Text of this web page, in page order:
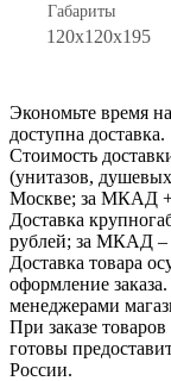
Габариты
120x120x195
Экономьте время
доступна доставка.
Стоимость
(унитазов,
Москве; за МКАД +
Доставка
рублей; за МКАД –
Доставка товара
оформление
менеджерами
При заказе
готовы
России.